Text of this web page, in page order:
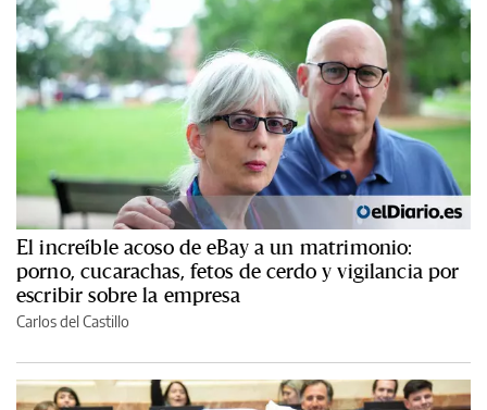
El increíble acoso de eBay a un matrimonio:
porno, cucarachas, fetos de cerdo y vigilancia por
escribir sobre la empresa
Carlos del Castillo